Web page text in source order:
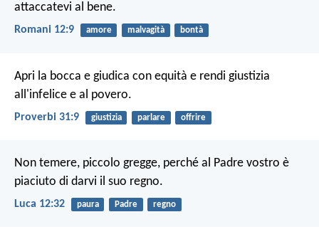
attaccatevi al bene.
Romani 12:9 amore malvagità bontà
Apri la bocca e giudica con equità e rendi giustizia
all'infelice e al povero.
Proverbi 31:9 giustizia parlare offrire
Non temere, piccolo gregge, perché al Padre vostro è
piaciuto di darvi il suo regno.
Luca 12:32 paura Padre regno